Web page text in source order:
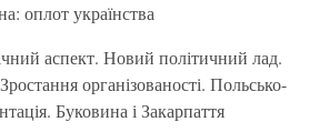
оплот українства
аспект. Новий політичний лад.
організованості. Польсько-
Буковина і Закарпаття